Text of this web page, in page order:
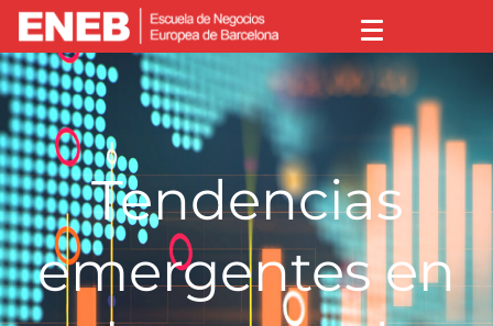
Tendencias
emergentes en